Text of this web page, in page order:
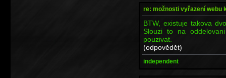
re: možnosti vyřazení webu
BTW, existuje takova
Slouzi to na
pouzivat.
(odpovědět)
independent